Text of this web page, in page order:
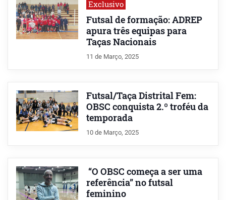
Exclusivo
Futsal de formação: ADREP
apura três equipas para
Taças Nacionais
11 de Março, 2025
Futsal/Taça Distrital Fem:
OBSC conquista 2.º troféu da
temporada
10 de Março, 2025
“O OBSC começa a ser uma
referência” no futsal
feminino